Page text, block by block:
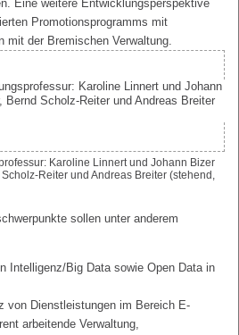
Eine weitere Entwicklungsperspektive
Promotionsprogramms mit
mit der Bremischen Verwaltung.
Karoline Linnert und Johann Bizer
Reiter und Andreas Breiter (stehend,
sollen unter anderem
Intelligenz/Big Data sowie Open Data in
von Dienstleistungen im Bereich E-
arbeitende Verwaltung,